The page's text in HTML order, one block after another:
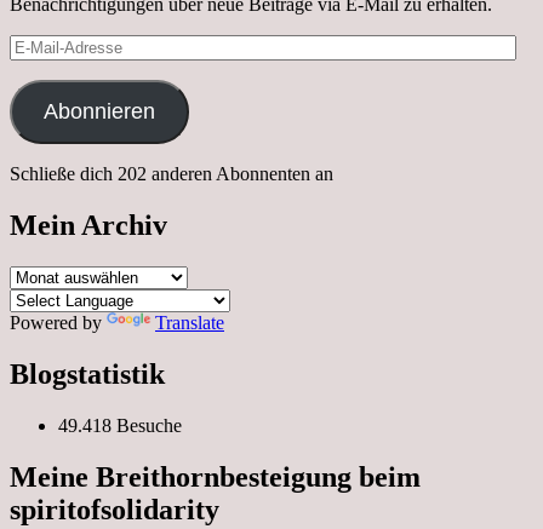
Benachrichtigungen über neue Beiträge via E-Mail zu erhalten.
E-
Mail-
Adresse
Abonnieren
Schließe dich 202 anderen Abonnenten an
Mein Archiv
Mein
Archiv
Powered by
Translate
Blogstatistik
49.418 Besuche
Meine Breithornbesteigung beim
spiritofsolidarity